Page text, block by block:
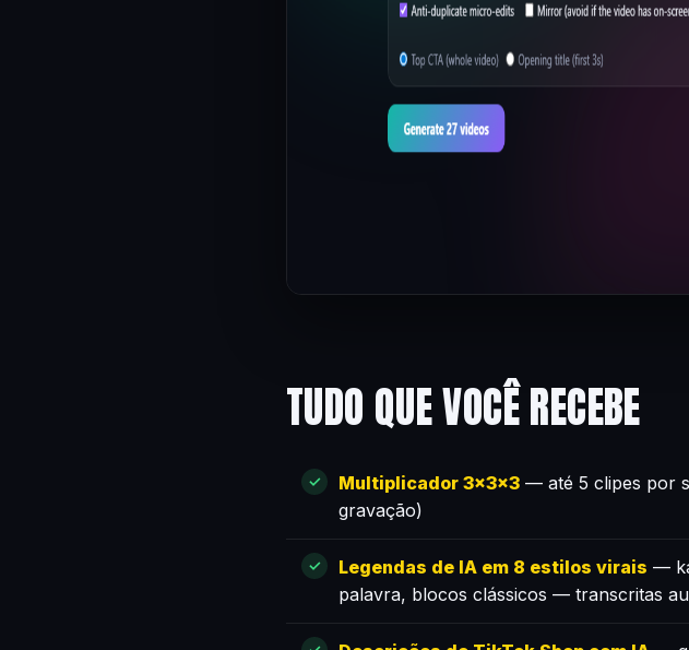
TUDO QUE VOCÊ RECEBE
Multiplicador 3×3×3 — até 5 clipes por
gravação)
Legendas de IA em 8 estilos virais —
palavra, blocos clássicos — transcritas